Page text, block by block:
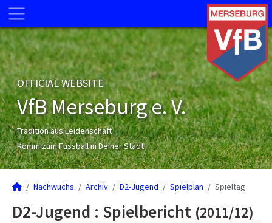
OFFICIAL WEBSITE
VfB Merseburg e. V.
Tradition aus Leidenschaft
Komm zum Fussball in Deiner Stadt!
Nachwuchs Archiv D2-Jugend Spielplan Spieltag
D2-Jugend : Spielbericht (2011/12)